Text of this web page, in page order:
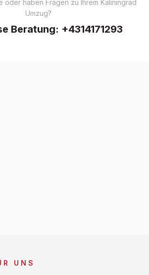
oder haben Fragen zu Ihrem Kaliningrad
Umzug?
Beratung: +4314171293
UNS